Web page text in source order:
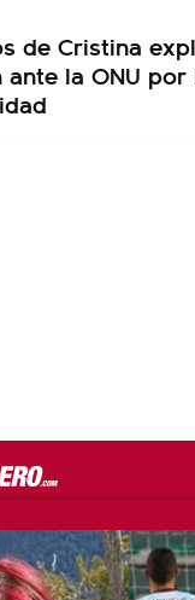
de Cristina
la ONU